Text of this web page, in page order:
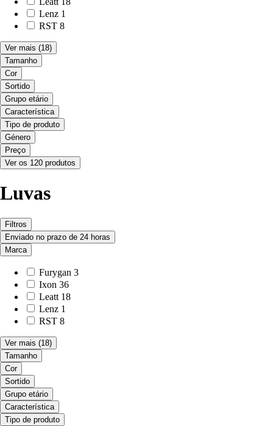
Lenz 1
RST 8
Ver mais (18)
Tamanho
Cor
Sortido
Grupo etário
Característica
Tipo de produto
Género
Preço
Ver os 120 produtos
Luvas
Filtros
Enviado no prazo de 24 horas
Marca
Furygan 3
Ixon 36
Leatt 18
Lenz 1
RST 8
Ver mais (18)
Tamanho
Cor
Sortido
Grupo etário
Característica
Tipo de produto